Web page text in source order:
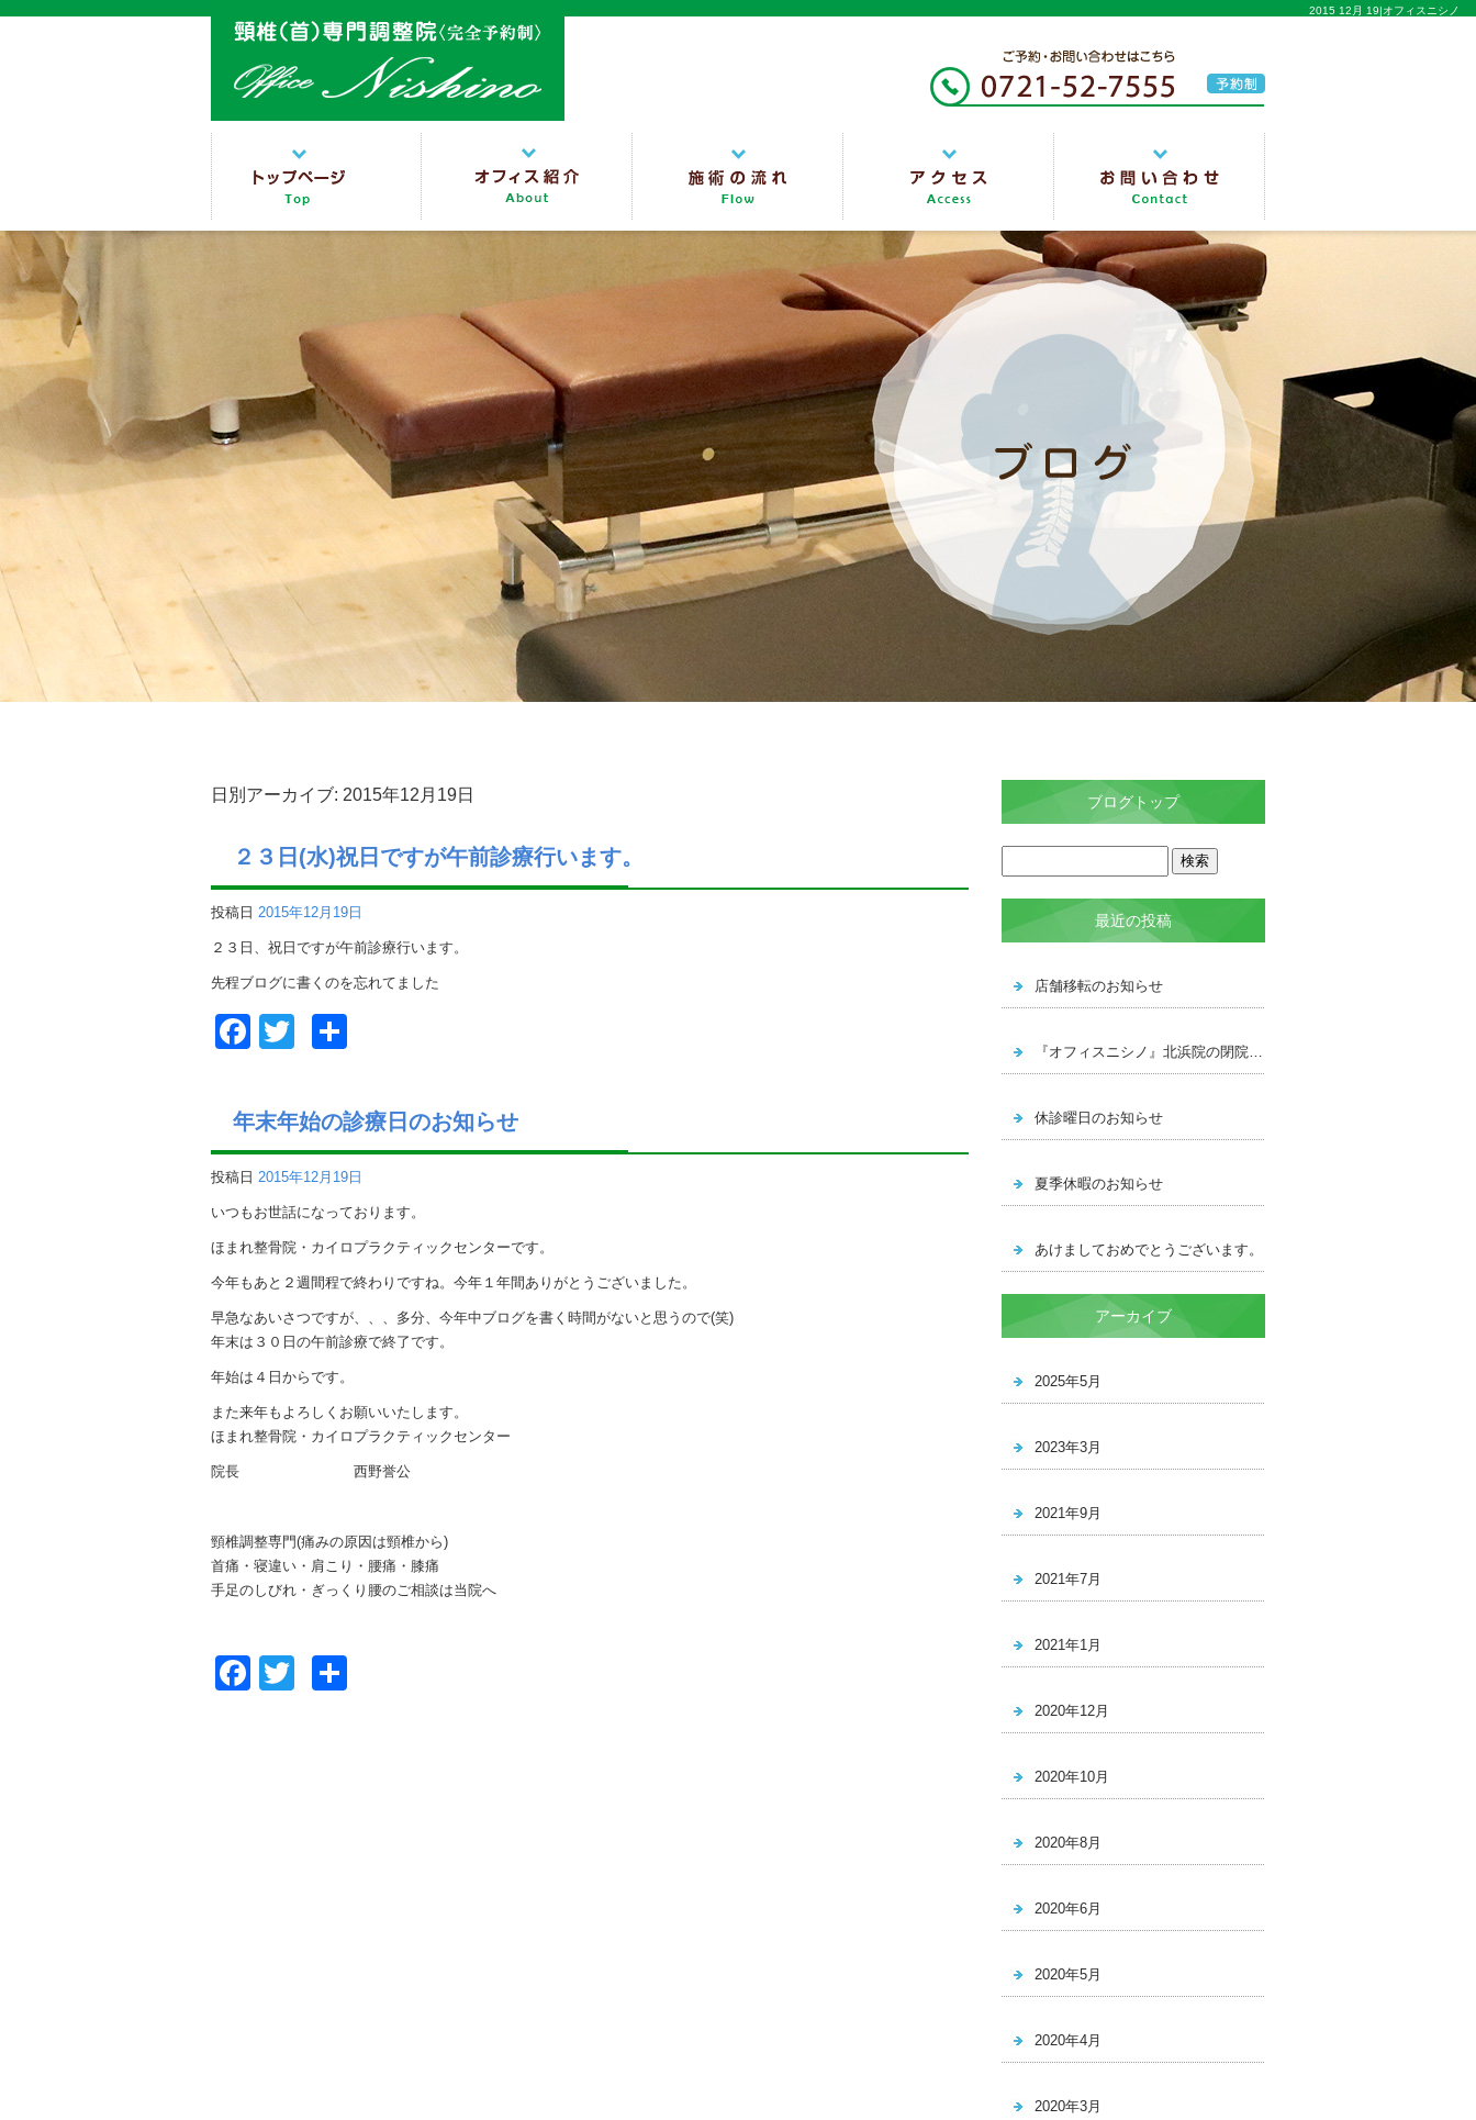
2015 12月 19|オフィスニシノ
日別アーカイブ: 2015年12月19日
２３日(水)祝日ですが午前診療行います。
投稿日 2015年12月19日
２３日、祝日ですが午前診療行います。
先程ブログに書くのを忘れてました
Facebook
Twitter
年末年始の診療日のお知らせ
投稿日 2015年12月19日
いつもお世話になっております。
ほまれ整骨院・カイロプラクティックセンターです。
今年もあと２週間程で終わりですね。今年１年間ありがとうございました。
早急なあいさつですが、、、多分、今年中ブログを書く時間がないと思うので(笑)
年末は３０日の午前診療で終了です。
年始は４日からです。
また来年もよろしくお願いいたします。
ほまれ整骨院・カイロプラクティックセンター
院長 西野誉公
頸椎調整専門(痛みの原因は頸椎から)
首痛・寝違い・肩こり・腰痛・膝痛
手足のしびれ・ぎっくり腰のご相談は当院へ
Facebook
Twitter
ブログトップ
最近の投稿
店舗移転のお知らせ
『オフィスニシノ』北浜院の閉院のお知らせ
休診曜日のお知らせ
夏季休暇のお知らせ
あけましておめでとうございます。
アーカイブ
2025年5月
2023年3月
2021年9月
2021年7月
2021年1月
2020年12月
2020年10月
2020年8月
2020年6月
2020年5月
2020年4月
2020年3月